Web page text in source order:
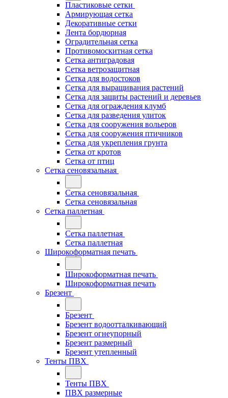
Пластиковые сетки
Армирующая сетка
Декоративные сетки
Лента бордюрная
Оградительная сетка
Противомоскитная сетка
Сетка антиградовая
Сетка ветрозащитная
Сетка для водостоков
Сетка для выращивания растений
Сетка для защиты растений и деревьев
Сетка для ограждения клумб
Сетка для разведения улиток
Сетка для сооружения вольеров
Сетка для сооружения птичников
Сетка для укрепления грунта
Сетка от кротов
Сетка от птиц
Сетка сеновязальная
Сетка сеновязальная
Сетка сеновязальная
Сетка паллетная
Сетка паллетная
Сетка паллетная
Широкоформатная печать
Широкоформатная печать
Широкоформатная печать
Брезент
Брезент
Брезент водоотталкивающий
Брезент огнеупорный
Брезент размерный
Брезент утепленный
Тенты ПВХ
Тенты ПВХ
ПВХ размерные